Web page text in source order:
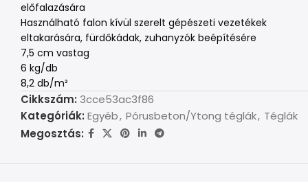
előfalazására
Használható falon kívül szerelt gépészeti vezetékek
eltakarására, fürdőkádak, zuhanyzók beépítésére
7,5 cm vastag
6 kg/db
8,2 db/m²
Cikkszám: 3cce53ac3f86
Kategóriák: Egyéb, Pórusbeton/Ytong téglák, Téglák
Megosztás: